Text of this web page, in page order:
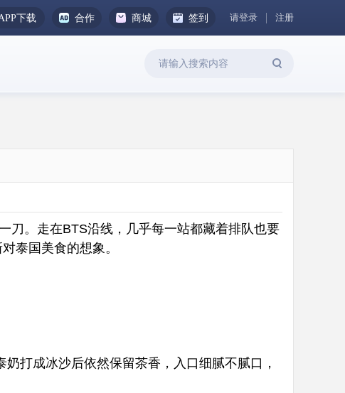
下载 合作 商城 签到 请登录 注册
刀。走在BTS沿线，几乎每一站都藏着排队也要
泰国美食的想象。
打成冰沙后依然保留茶香，入口细腻不腻口，